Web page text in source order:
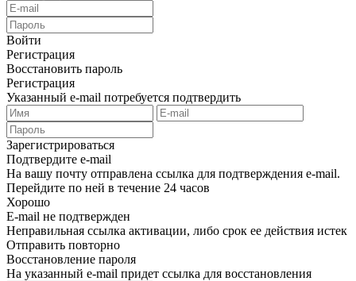
Войти
Регистрация
Восстановить пароль
Регистрация
Указанный e-mail потребуется подтвердить
Зарегистрироваться
Подтвердите e-mail
На вашу почту отправлена ссылка для подтверждения e-mail.
Перейдите по ней в течение 24 часов
Хорошо
E-mail не подтвержден
Неправильная ссылка активации, либо срок ее действия истек
Отправить повторно
Восстановление пароля
На указанный e-mail придет ссылка для восстановления